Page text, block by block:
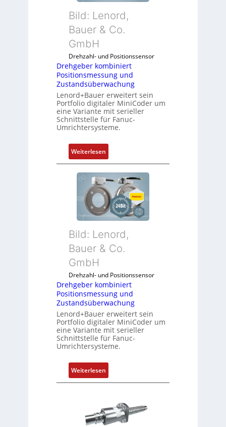
Bild: Lenord,
Bauer & Co.
GmbH
Drehzahl- und Positionssensor
Drehgeber kombiniert
Positionsmessung und
Zustandsüberwachung
Lenord+Bauer erweitert sein
Portfolio digitaler MiniCoder um
eine Variante mit serieller
Schnittstelle für Fanuc-
Umrichtersysteme.
Weiterlesen:
D
r
e
h
g
e
e
m
b
i
i
e
r
P
o
s
i
Bild: Lenord,
Bauer & Co.
GmbH
Drehzahl- und Positionssensor
Drehgeber kombiniert
Positionsmessung und
Zustandsüberwachung
Lenord+Bauer erweitert sein
Portfolio digitaler MiniCoder um
eine Variante mit serieller
Schnittstelle für Fanuc-
Umrichtersysteme.
Weiterlesen:
D
h
g